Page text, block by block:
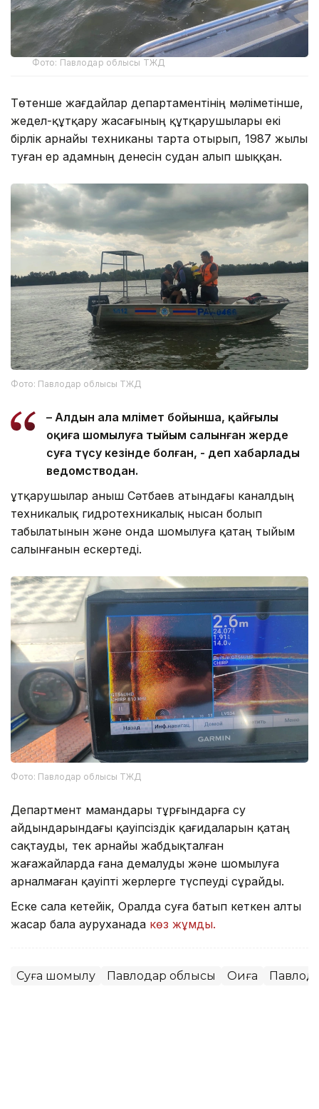
Фото: Павлодар облысы ТЖД
Төтенше жағдайлар департаментінің мәліметінше,
жедел-құтқару жасағының құтқарушылары екі
бірлік арнайы техниканы тарта отырып, 1987 жылы
туған ер адамның денесін судан алып шыққан.
Фото: Павлодар облысы ТЖД
– Алдын ала мәлімет бойынша, қайғылы
оқиға шомылуға тыйым салынған жерде
суға түсу кезінде болған, - деп хабарлады
ведомстводан.
Құтқарушылар Қаныш Сәтбаев атындағы каналдың
техникалық гидротехникалық нысан болып
табылатынын және онда шомылуға қатаң тыйым
салынғанын ескертеді.
Фото: Павлодар облысы ТЖД
Департмент мамандары тұрғындарға су
айдындарындағы қауіпсіздік қағидаларын қатаң
сақтауды, тек арнайы жабдықталған
жағажайларда ғана демалуды және шомылуға
арналмаған қауіпті жерлерге түспеуді сұрайды.
Еске сала кетейік, Оралда суға батып кеткен алты
жасар бала ауруханада көз жұмды.
Суға шомылу Павлодар облысы Оқиға